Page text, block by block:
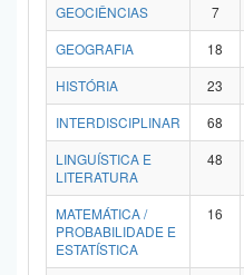
GEOCIÊNCIAS
7
GEOGRAFIA
18
HISTÓRIA
23
INTERDISCIPLINAR
68
LINGUÍSTICA E
LITERATURA
48
MATEMÁTICA /
PROBABILIDADE E
ESTATÍSTICA
16